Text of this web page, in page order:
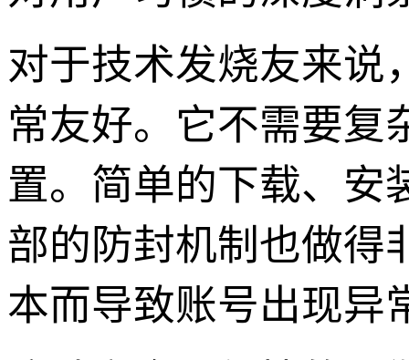
对于技术发烧友来说
常友好。它不需要复
置。简单的下载、安
部的防封机制也做得
本而导致账号出现异